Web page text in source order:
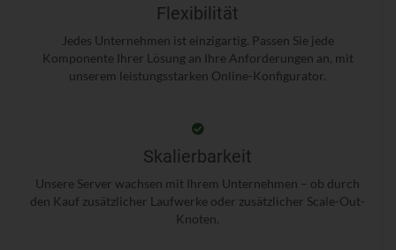
Flexibilität
Jedes Unternehmen ist einzigartig. Passen Sie jede
Komponente Ihrer Lösung an Ihre Anforderungen an, mit
unserem leistungsstarken Online-Konfigurator.
Skalierbarkeit
Unsere Server wachsen mit Ihrem Unternehmen – ob durch
den Kauf zusätzlicher Laufwerke oder zusätzlicher Scale-Out-
Knoten.